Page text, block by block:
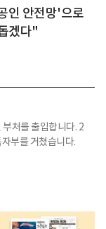
인 안전망'으로
겠다"
처를 출입합니다. 2
부를 거쳤습니다.